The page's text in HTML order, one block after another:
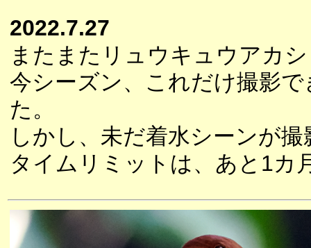
2022.7.27
またまたリュウキュウアカ
今シーズン、これだけ撮影
た。
しかし、未だ着水シーンが
タイムリミットは、あと1カ